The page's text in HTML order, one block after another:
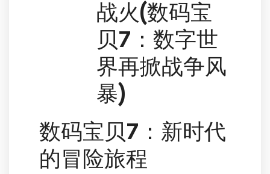
战火(数码宝
贝7：数字世
界再掀战争风
暴)
数码宝贝7：新时代
的冒险旅程